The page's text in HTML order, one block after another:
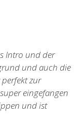
Intro und der
und auch die
zur
eingefangen
und ist